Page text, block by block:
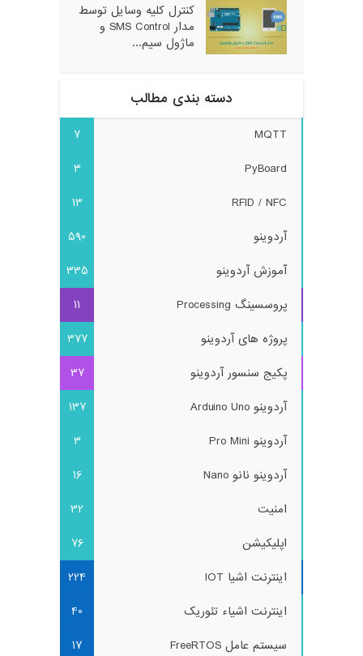
کنترل کلیه وسایل توسط
مدار SMS Control و
ماژول سیم...
دسته بندی مطالب
MQTT
7
PyBoard
3
RFID / NFC
13
آردوینو
590
آموزش آردوینو
335
پروسسینگ Processing
11
پروژه های آردوینو
377
پکیج سنسور آردوینو
37
آردوینو Arduino Uno
137
آردوینو Pro Mini
3
آردوینو نانو Nano
16
امنیت
32
اپلیکیشن
76
اینترنت اشیا IOT
224
اینترنت اشیاء تئوریک
40
سیستم عامل FreeRTOS
17